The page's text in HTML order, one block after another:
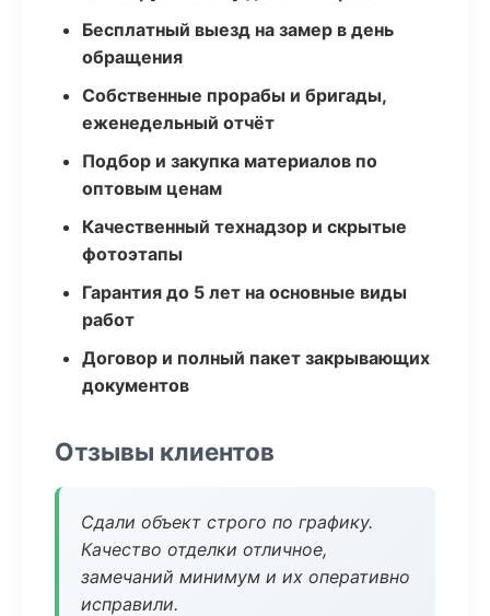
Бесплатный выезд на замер в день
обращения
Собственные прорабы и бригады,
еженедельный отчёт
Подбор и закупка материалов по
оптовым ценам
Качественный технадзор и скрытые
фотоэтапы
Гарантия до 5 лет на основные виды
работ
Договор и полный пакет закрывающих
документов
Отзывы клиентов
Сдали объект строго по графику.
Качество отделки отличное,
замечаний минимум и их оперативно
исправили.